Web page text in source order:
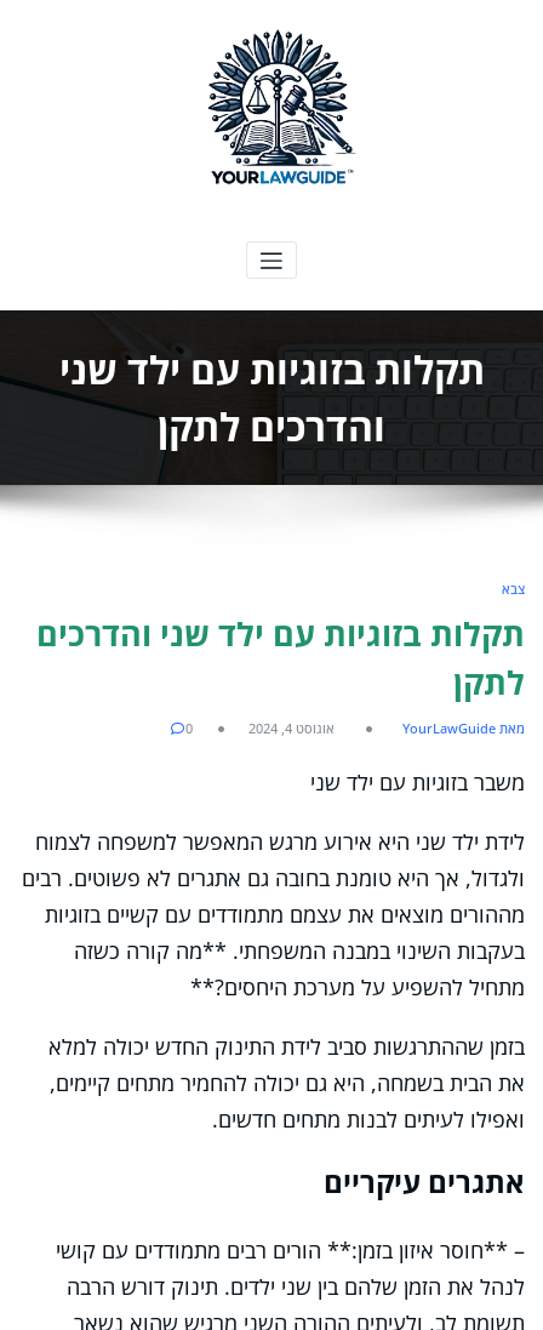
המדריך המשפטי שלך
תקלות בזוגיות עם ילד שני
והדרכים לתקן
צבא
תקלות בזוגיות עם ילד שני והדרכים
לתקן
מאת YourLawGuide אוגוסט 4, 2024 0
משבר בזוגיות עם ילד שני
לידת ילד שני היא אירוע מרגש המאפשר למשפחה לצמוח
ולגדול, אך היא טומנת בחובה גם אתגרים לא פשוטים. רבים
מההורים מוצאים את עצמם מתמודדים עם קשיים בזוגיות
בעקבות השינוי במבנה המשפחתי. **מה קורה כשזה
מתחיל להשפיע על מערכת היחסים?**
בזמן שההתרגשות סביב לידת התינוק החדש יכולה למלא
את הבית בשמחה, היא גם יכולה להחמיר מתחים קיימים,
ואפילו לעיתים לבנות מתחים חדשים.
אתגרים עיקריים
– **חוסר איזון בזמן:** הורים רבים מתמודדים עם קושי
לנהל את הזמן שלהם בין שני ילדים. תינוק דורש הרבה
תשומת לב, ולעיתים ההורה השני מרגיש שהוא נשאר